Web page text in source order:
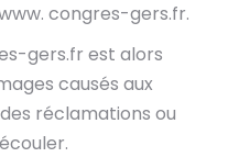
congres-gers.fr.
gers.fr est alors
causés aux
réclamations ou